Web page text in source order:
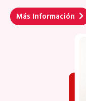
Más Información